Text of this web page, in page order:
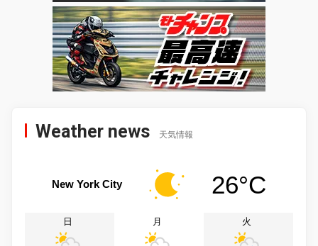
Weather news 天気情報
New York City 26°C
日 月 火